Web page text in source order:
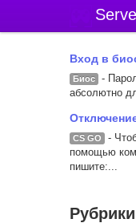
Вход в
Биос
-
абсолютно
CS GO
-
помощью
пишите:...